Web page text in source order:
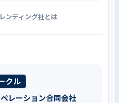
ンディング社とは
クル
レーション合同会社